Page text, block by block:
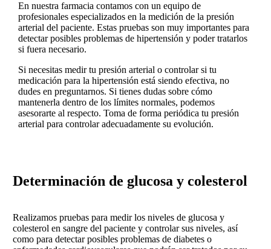
En nuestra farmacia contamos con un equipo de
profesionales especializados en la medición de la presión
arterial del paciente. Estas pruebas son muy importantes para
detectar posibles problemas de hipertensión y poder tratarlos
si fuera necesario.
Si necesitas medir tu presión arterial o controlar si tu
medicación para la hipertensión está siendo efectiva, no
dudes en preguntarnos. Si tienes dudas sobre cómo
mantenerla dentro de los límites normales, podemos
asesorarte al respecto. Toma de forma periódica tu presión
arterial para controlar adecuadamente su evolución.
Determinación de glucosa y colesterol
Realizamos pruebas para medir los niveles de glucosa y
colesterol en sangre del paciente y controlar sus niveles, así
como para detectar posibles problemas de diabetes o